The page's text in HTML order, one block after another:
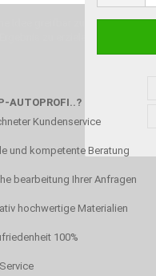
Idee greifbar zu machen und
zu erzielen,
AUTOPROFI..?
Kundenservice
und kompetente Beratung
bearbeitung Ihrer Anfragen
hochwertige Materialien
100%